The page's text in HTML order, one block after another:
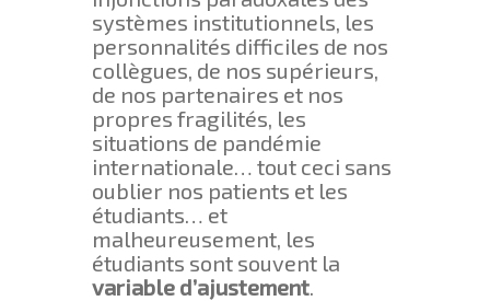
systèmes institutionnels, les
personnalités difficiles de nos
collègues, de nos supérieurs,
de nos partenaires et nos
propres fragilités, les
situations de pandémie
internationale… tout ceci sans
oublier nos patients et les
étudiants… et
malheureusement, les
étudiants sont souvent la
variable d’ajustement